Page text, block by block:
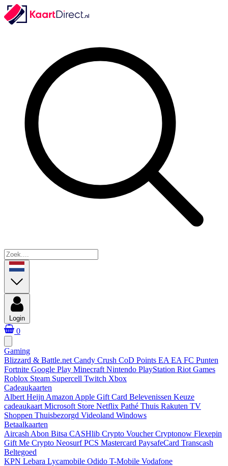
Login
0
Gaming
Blizzard & Battle.net Candy Crush CoD Points EA EA FC Punten
Fortnite Google Play Minecraft Nintendo PlayStation Riot Games
Roblox Steam Supercell Twitch Xbox
Cadeaukaarten
Albert Heijn Amazon Apple Gift Card Belevenissen Keuze
cadeaukaart Microsoft Store Netflix Pathé Thuis Rakuten TV
Shoppen Thuisbezorgd Videoland Windows
Betaalkaarten
Aircash Abon Bitsa CASHlib Crypto VoucherCryptonow Flexepin
Gift Me Crypto NeosurfPCS Mastercard PaysafeCard Transcash
Beltegoed
KPN Lebara Lycamobile Odido T-Mobile Vodafone